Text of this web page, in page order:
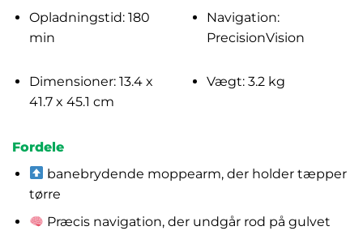
Opladningstid: 180
min
Navigation:
PrecisionVision
Dimensioner: 13.4 x
41.7 x 45.1 cm
Vægt: 3.2 kg
Fordele
banebrydende moppearm, der holder tæpper
tørre
Præcis navigation, der undgår rod på gulvet